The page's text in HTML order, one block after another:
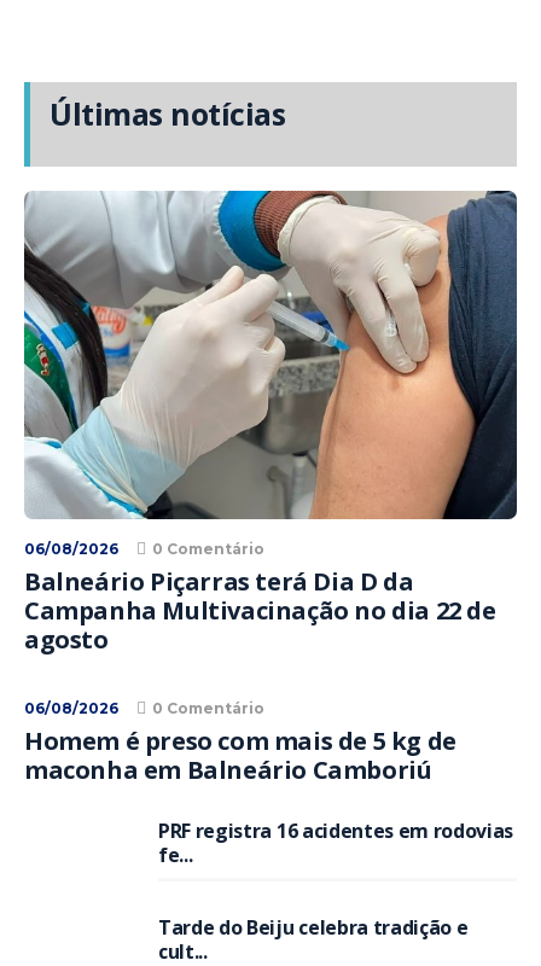
Últimas notícias
06/08/2026 0 Comentário
Balneário Piçarras terá Dia D da
Campanha Multivacinação no dia 22 de
agosto
06/08/2026 0 Comentário
Homem é preso com mais de 5 kg de
maconha em Balneário Camboriú
PRF registra 16 acidentes em rodovias
fe...
Tarde do Beiju celebra tradição e
cult...